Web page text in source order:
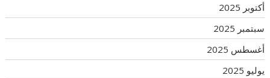
أكتوبر 2025
سبتمبر 2025
أغسطس 2025
يوليو 2025